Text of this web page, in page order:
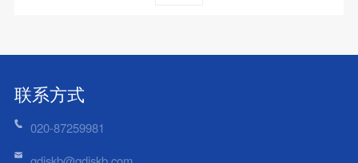
联系方式
020-87259981